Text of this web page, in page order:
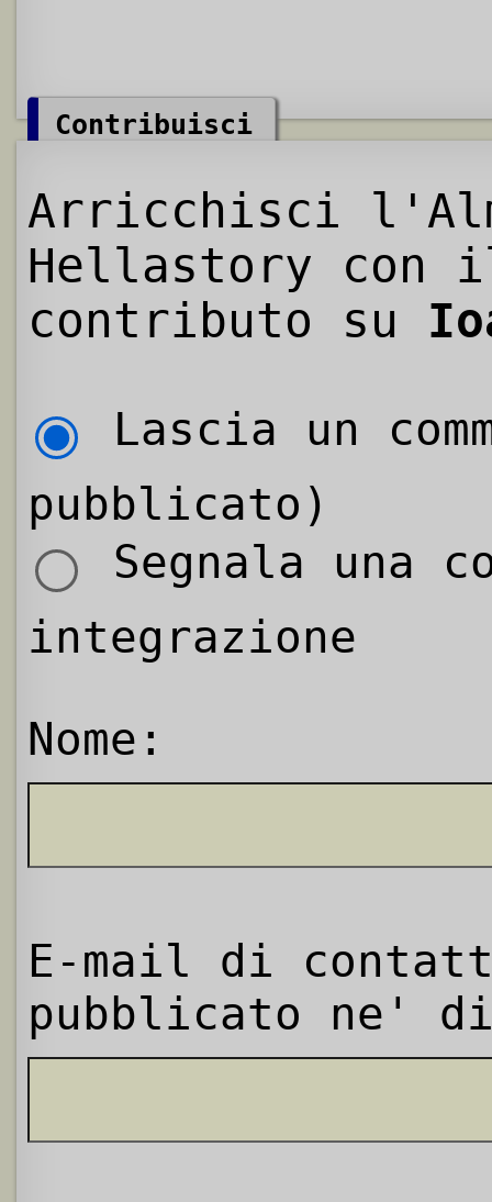
Contribuisci
Arricchisci
Hellastory con
contributo su
Lascia un
pubblicato)
Segnala una
integrazione
Nome:
E-mail di
pubblicato ne'